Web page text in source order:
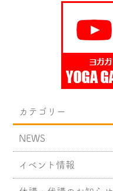
カテゴリー
NEWS
イベント情報